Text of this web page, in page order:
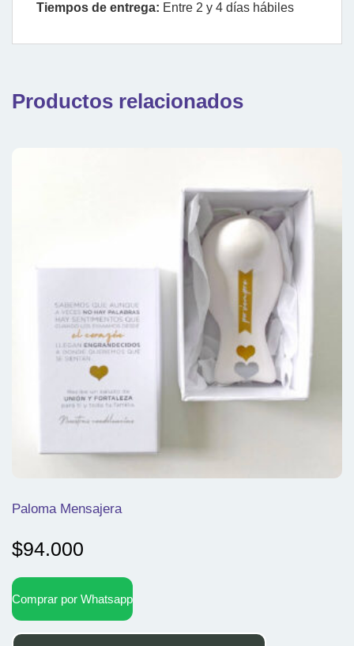
Tiempos de entrega: Entre 2 y 4 días hábiles
Productos relacionados
Paloma Mensajera
$94.000
Comprar por Whatsapp